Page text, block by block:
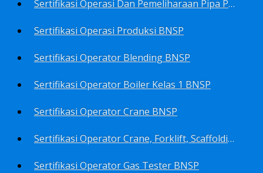
Sertifikasi Operasi Dan Pemeliharaan Pipa Penyalur BNSP
Sertifikasi Operasi Produksi BNSP
Sertifikasi Operator Blending BNSP
Sertifikasi Operator Boiler Kelas 1 BNSP
Sertifikasi Operator Crane BNSP
Sertifikasi Operator Crane, Forklift, Scaffolding/Scaffolder, Boiler, Rigger BNSP
Sertifikasi Operator Gas Tester BNSP